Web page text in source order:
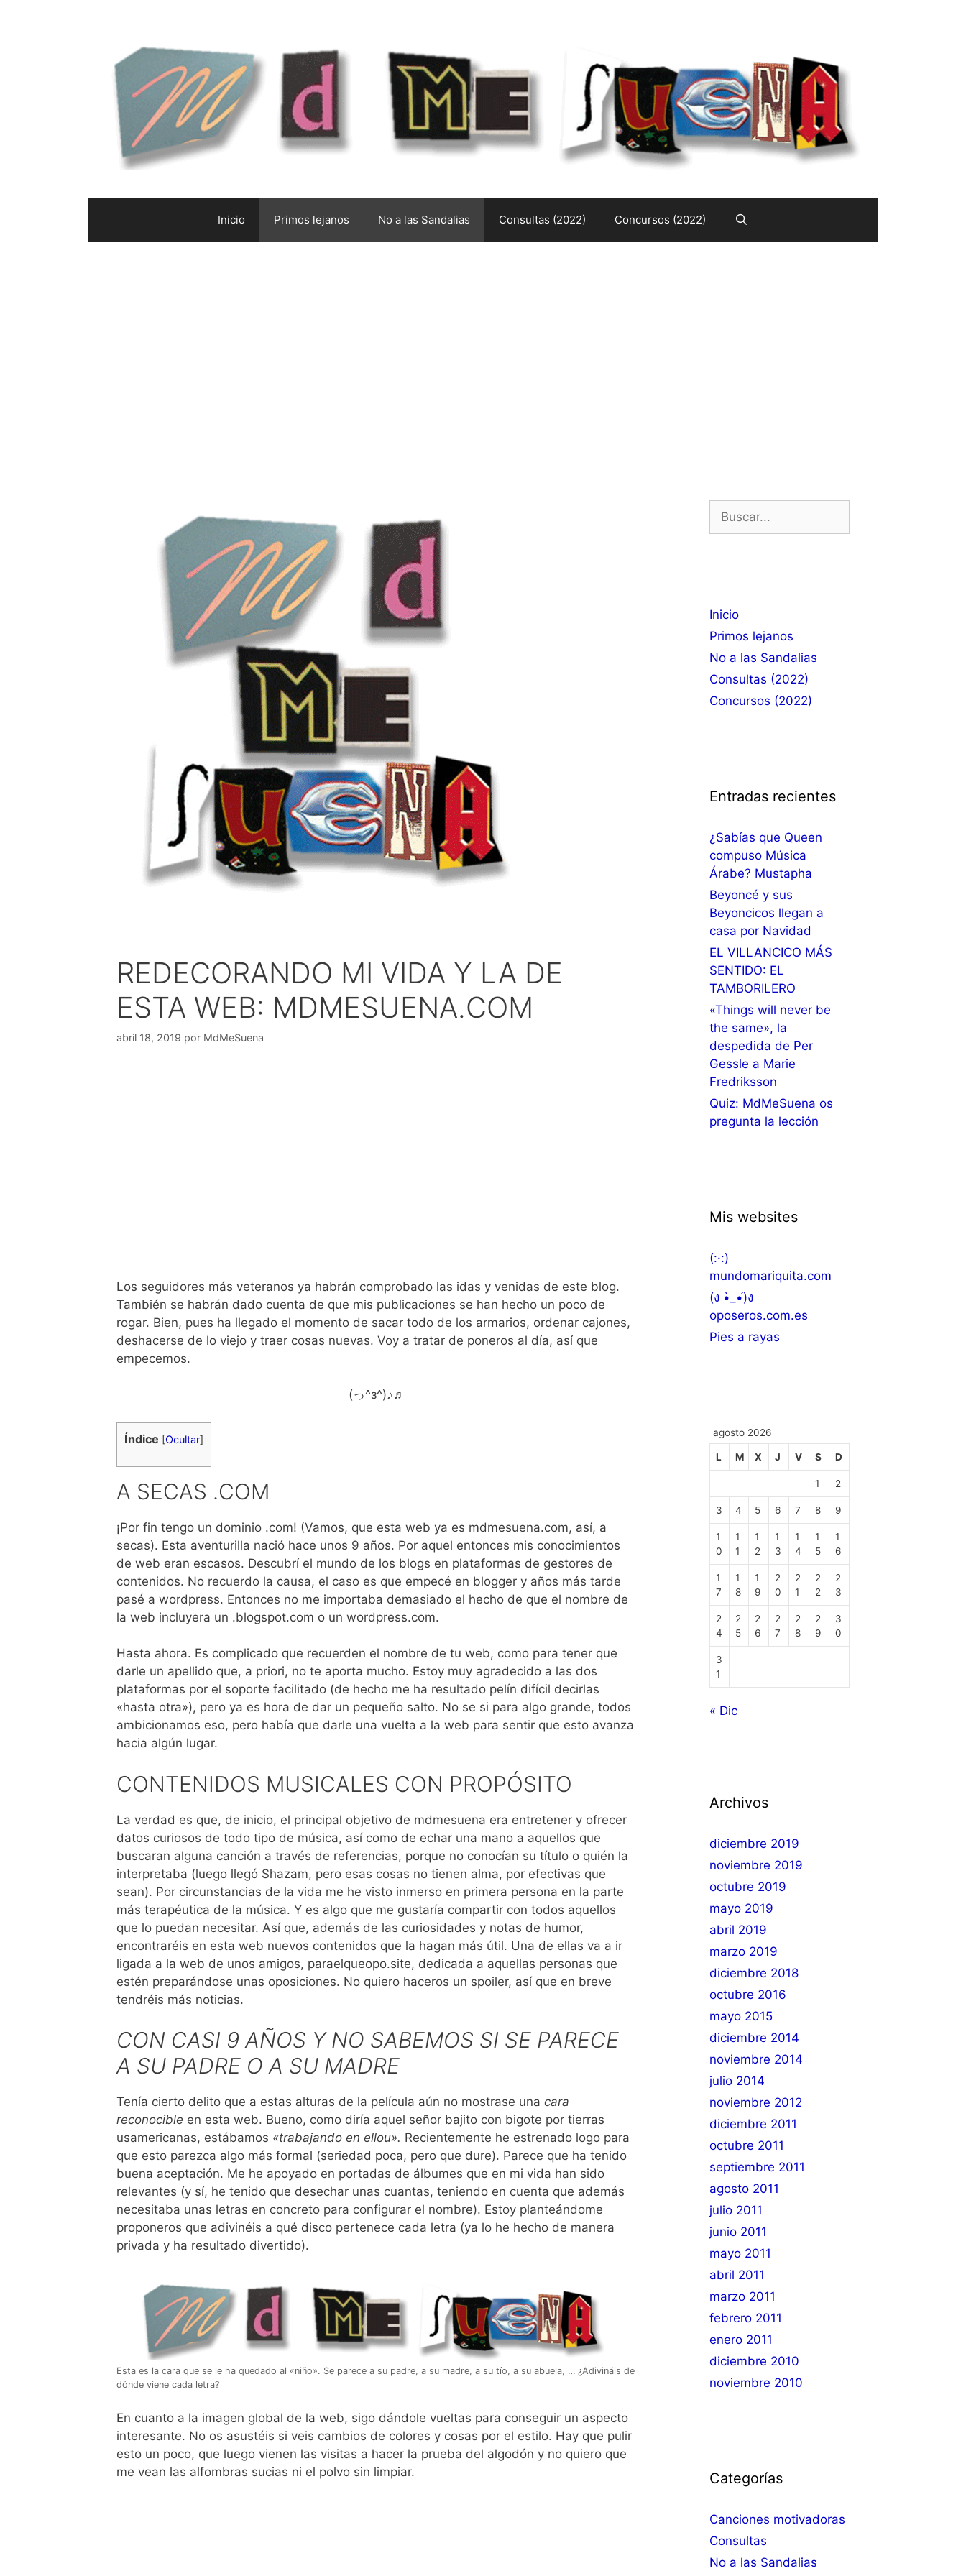
Inicio Primos lejanos No a las Sandalias Consultas (2022) Concursos (2022)
REDECORANDO MI VIDA Y LA DE
ESTA WEB: MDMESUENA.COM
abril 18, 2019 por MdMeSuena
Los seguidores más veteranos ya habrán comprobado las idas y venidas de este blog.
También se habrán dado cuenta de que mis publicaciones se han hecho un poco de
rogar. Bien, pues ha llegado el momento de sacar todo de los armarios, ordenar cajones,
deshacerse de lo viejo y traer cosas nuevas. Voy a tratar de poneros al día, así que
empecemos.
(っ^з^)♪♬
Índice [Ocultar]
A SECAS .COM
¡Por fin tengo un dominio .com! (Vamos, que esta web ya es mdmesuena.com, así, a
secas). Esta aventurilla nació hace unos 9 años. Por aquel entonces mis conocimientos
de web eran escasos. Descubrí el mundo de los blogs en plataformas de gestores de
contenidos. No recuerdo la causa, el caso es que empecé en blogger y años más tarde
pasé a wordpress. Entonces no me importaba demasiado el hecho de que el nombre de
la web incluyera un .blogspot.com o un wordpress.com.
Hasta ahora. Es complicado que recuerden el nombre de tu web, como para tener que
darle un apellido que, a priori, no te aporta mucho. Estoy muy agradecido a las dos
plataformas por el soporte facilitado (de hecho me ha resultado pelín difícil decirlas
«hasta otra»), pero ya es hora de dar un pequeño salto. No se si para algo grande, todos
ambicionamos eso, pero había que darle una vuelta a la web para sentir que esto avanza
hacia algún lugar.
CONTENIDOS MUSICALES CON PROPÓSITO
La verdad es que, de inicio, el principal objetivo de mdmesuena era entretener y ofrecer
datos curiosos de todo tipo de música, así como de echar una mano a aquellos que
buscaran alguna canción a través de referencias, porque no conocían su título o quién la
interpretaba (luego llegó Shazam, pero esas cosas no tienen alma, por efectivas que
sean). Por circunstancias de la vida me he visto inmerso en primera persona en la parte
más terapéutica de la música. Y es algo que me gustaría compartir con todos aquellos
que lo puedan necesitar. Así que, además de las curiosidades y notas de humor,
encontraréis en esta web nuevos contenidos que la hagan más útil. Una de ellas va a ir
ligada a la web de unos amigos, paraelqueopo.site, dedicada a aquellas personas que
estén preparándose unas oposiciones. No quiero haceros un spoiler, así que en breve
tendréis más noticias.
CON CASI 9 AÑOS Y NO SABEMOS SI SE PARECE
A SU PADRE O A SU MADRE
Tenía cierto delito que a estas alturas de la película aún no mostrase una cara
reconocible en esta web. Bueno, como diría aquel señor bajito con bigote por tierras
usamericanas, estábamos «trabajando en ellou». Recientemente he estrenado logo para
que esto parezca algo más formal (seriedad poca, pero que dure). Parece que ha tenido
buena aceptación. Me he apoyado en portadas de álbumes que en mi vida han sido
relevantes (y sí, he tenido que desechar unas cuantas, teniendo en cuenta que además
necesitaba unas letras en concreto para configurar el nombre). Estoy planteándome
proponeros que adivinéis a qué disco pertenece cada letra (ya lo he hecho de manera
privada y ha resultado divertido).
Esta es la cara que se le ha quedado al «niño». Se parece a su padre, a su madre, a su tío, a su abuela, … ¿Adivináis de
dónde viene cada letra?
En cuanto a la imagen global de la web, sigo dándole vueltas para conseguir un aspecto
interesante. No os asustéis si veis cambios de colores y cosas por el estilo. Hay que pulir
esto un poco, que luego vienen las visitas a hacer la prueba del algodón y no quiero que
me vean las alfombras sucias ni el polvo sin limpiar.
Inicio
Primos lejanos
No a las Sandalias
Consultas (2022)
Concursos (2022)
Entradas recientes
¿Sabías que Queen
compuso Música
Árabe? Mustapha
Beyoncé y sus
Beyoncicos llegan a
casa por Navidad
EL VILLANCICO MÁS
SENTIDO: EL
TAMBORILERO
«Things will never be
the same», la
despedida de Per
Gessle a Marie
Fredriksson
Quiz: MdMeSuena os
pregunta la lección
Mis websites
(:·:)
mundomariquita.com
(ง •̀_•́)ง
oposeros.com.es
Pies a rayas
agosto 2026
L M X J V S D
1 2
3 4 5 6 7 8 9
1
0
1
1
1
2
1
3
1
4
1
5
1
6
1
7
1
8
1
9
2
0
2
1
2
2
2
3
2
4
2
5
2
6
2
7
2
8
2
9
3
0
3
1
« Dic
Archivos
diciembre 2019
noviembre 2019
octubre 2019
mayo 2019
abril 2019
marzo 2019
diciembre 2018
octubre 2016
mayo 2015
diciembre 2014
noviembre 2014
julio 2014
noviembre 2012
diciembre 2011
octubre 2011
septiembre 2011
agosto 2011
julio 2011
junio 2011
mayo 2011
abril 2011
marzo 2011
febrero 2011
enero 2011
diciembre 2010
noviembre 2010
Categorías
Canciones motivadoras
Consultas
No a las Sandalias